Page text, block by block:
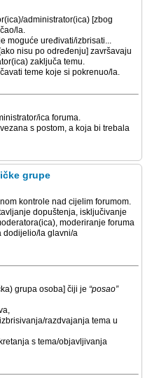
administrator(ica) [zbog
la.
moguće uređivati/izbrisati...
nisu po određenju] završavaju
zaključa temu.
teme koje si pokrenuo/la.
ica foruma.
s postom, a koja bi trebala
grupe
kontrole nad cijelim forumom.
dopuštenja, isključivanje
moderiranje foruma
dodijelio/la glavni/a
grupa osoba] čiji je “posao”
razdvajanja tema u
s tema/objavljivanja